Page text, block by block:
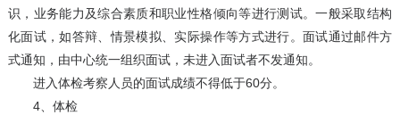
识，业务能力及综合素质和职业性格倾向等进行测试。一般采取结构
化面试，如答辩、情景模拟、实际操作等方式进行。面试通过邮件方
式通知，由中心统一组织面试，未进入面试者不发通知。
进入体检考察人员的面试成绩不得低于60分。
4、体检